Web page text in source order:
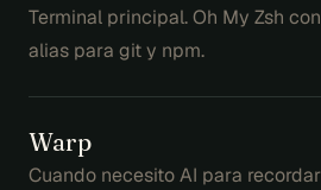
Terminal principal. Oh My Zsh
alias para git y npm.
Warp
Cuando necesito AI para